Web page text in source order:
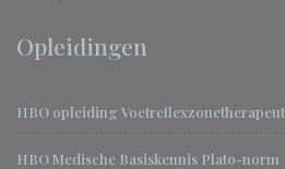
Opleidingen
HBO opleiding Voetreflexzonetherapeut
HBO Medische Basiskennis Plato-norm